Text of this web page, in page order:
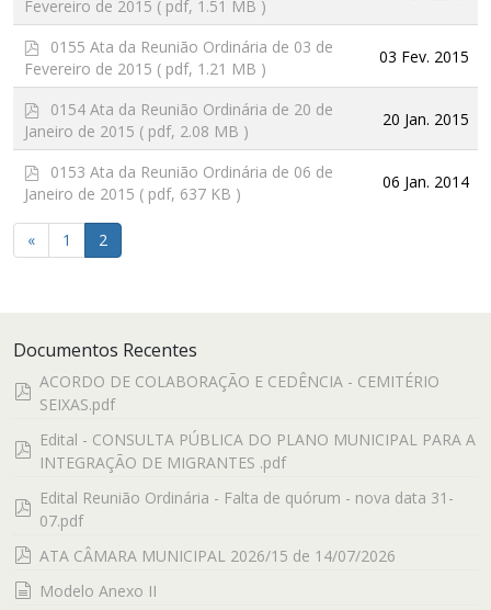
f
Fevereiro de 2015 ( pdf, 1.51 MB )
d
f
0155 Ata da Reunião Ordinária de 03 de
Fevereiro de 2015 ( pdf, 1.21 MB )
03 Fev. 2015
d
f
0154 Ata da Reunião Ordinária de 20 de
Janeiro de 2015 ( pdf, 2.08 MB )
20 Jan. 2015
d
f
0153 Ata da Reunião Ordinária de 06 de
Janeiro de 2015 ( pdf, 637 KB )
06 Jan. 2014
« 1 2
Documentos Recentes
pdf
ACORDO DE COLABORAÇÃO E CEDÊNCIA - CEMITÉRIO
SEIXAS.pdf
pdf
Edital - CONSULTA PÚBLICA DO PLANO MUNICIPAL PARA A
INTEGRAÇÃO DE MIGRANTES .pdf
pdf
Edital Reunião Ordinária - Falta de quórum - nova data 31-
07.pdf
pdf
ATA CÂMARA MUNICIPAL 2026/15 de 14/07/2026
documento
Modelo Anexo II